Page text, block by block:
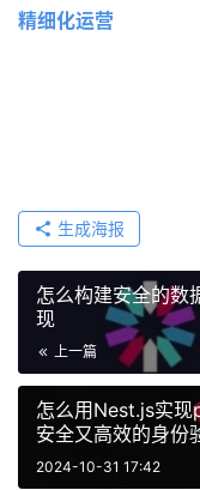
精细化运营
生成海报
怎么构建安全的数
现
上一篇
怎么用Nest.js实
安全又高效的身份
2024-10-31 17:42